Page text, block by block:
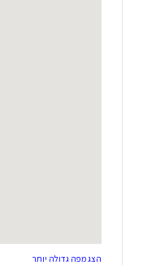
הצג מפה גדולה יותר